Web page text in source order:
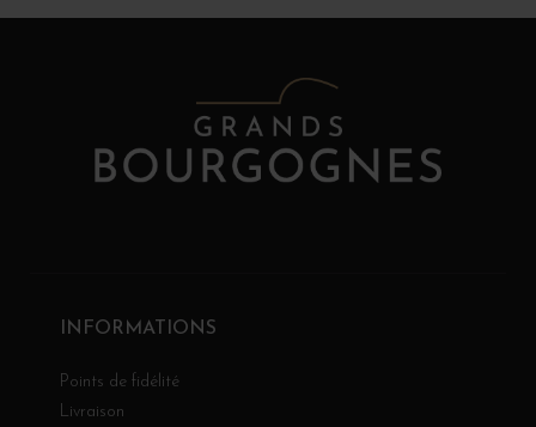
INFORMATIONS
Points de fidélité
Livraison